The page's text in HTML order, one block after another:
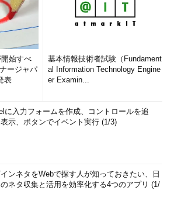
始すべ
ージャパ
表
基本情報技術者試験（Fundament
al Information Technology Engine
er Examin...
に入力フォームを作成、コントロールを追
示、ボタンでイベント実行 (1/3)
ンネタをWebで探す人が知っておきたい、日
ネタ収集と活用を効率化する4つのアプリ (1/